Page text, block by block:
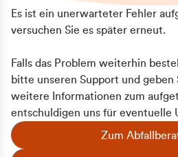
Es ist ein unerwarteter Fehler
versuchen Sie es später erneut.
Falls das Problem weiterhin
bitte unseren Support und geben
weitere Informationen zum
entschuldigen uns für eventuelle
Zum